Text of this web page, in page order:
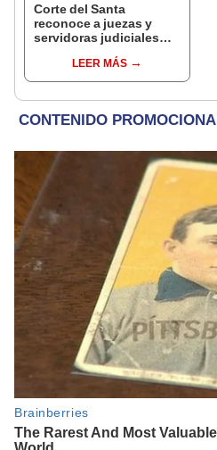
Corte del Santa
reconoce a juezas y
servidoras judiciales
de la MujerLEER MÁS